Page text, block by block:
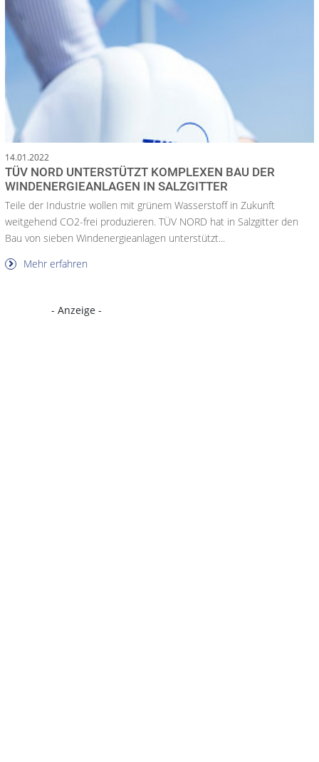
14.01.2022
TÜV NORD UNTERSTÜTZT KOMPLEXEN BAU DER
WINDENERGIEANLAGEN IN SALZGITTER
Teile der Industrie wollen mit grünem Wasserstoff in Zukunft
weitgehend CO2-frei produzieren. TÜV NORD hat in Salzgitter den
Bau von sieben Windenergieanlagen unterstützt...
Mehr erfahren
- Anzeige -